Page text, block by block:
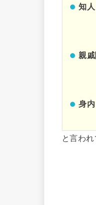
知
親
身
と言われ